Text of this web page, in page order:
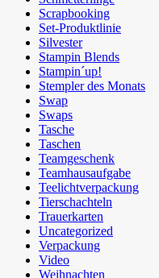
Scrapbooking
Set-Produktlinie
Silvester
Stampin Blends
Stampin´up!
Stempler des Monats
Swap
Swaps
Tasche
Taschen
Teamgeschenk
Teamhausaufgabe
Teelichtverpackung
Tierschachteln
Trauerkarten
Uncategorized
Verpackung
Video
Weihnachten